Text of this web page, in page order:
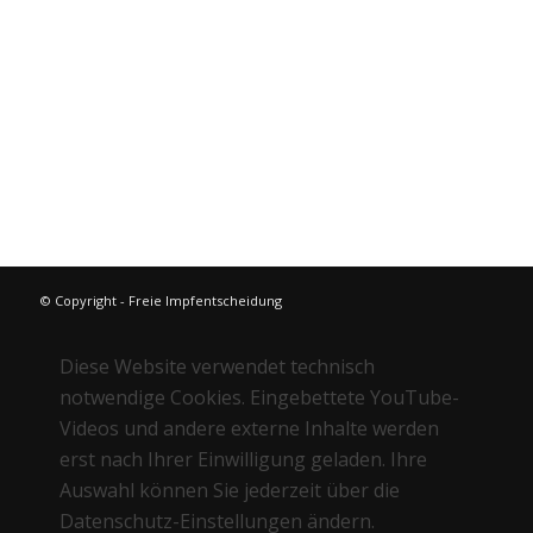
© Copyright - Freie Impfentscheidung
Diese Website verwendet technisch
notwendige Cookies. Eingebettete YouTube-
Videos und andere externe Inhalte werden
erst nach Ihrer Einwilligung geladen. Ihre
Auswahl können Sie jederzeit über die
Datenschutz-Einstellungen ändern.